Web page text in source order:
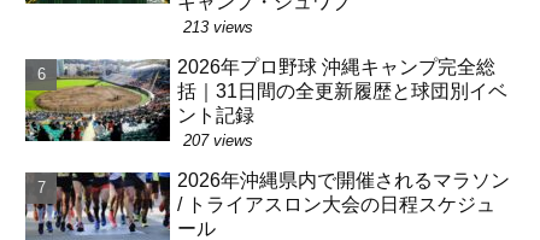
213 views
2026年プロ野球 沖縄キャンプ完全総
括｜31日間の全更新履歴と球団別イベ
ント記録
207 views
2026年沖縄県内で開催されるマラソン
/ トライアスロン大会の日程スケジュ
ール